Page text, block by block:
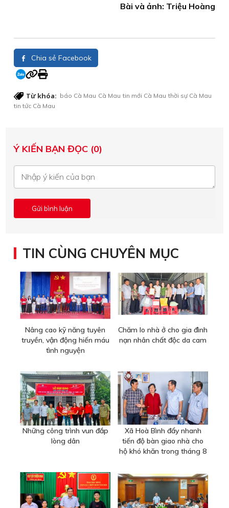
Bài và ảnh: Triệu Hoàng
Chia sẻ Facebook
Từ khóa: báo Cà Mau Cà Mau tin mới Cà Mau thời sự Cà Mau
tin tức Cà Mau
Ý KIẾN BẠN ĐỌC (0)
TIN CÙNG CHUYÊN MỤC
Nâng cao kỹ năng tuyên
truyền, vận động hiến máu
tình nguyện
Chăm lo nhà ở cho gia đình
nạn nhân chất độc da cam
Những công trình vun đắp
lòng dân
Xã Hoà Bình đẩy nhanh
tiến độ bàn giao nhà cho
hộ khó khăn trong tháng 8